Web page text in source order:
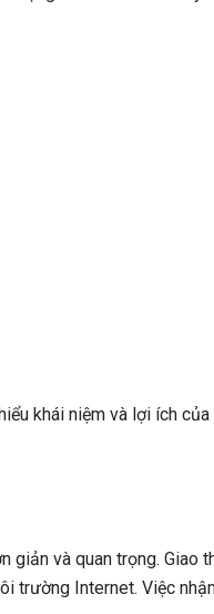
khái niệm và lợi ích
giản và quan trọng. Giao
trường Internet. Việc